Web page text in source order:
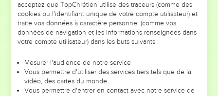
DE L’ANNÉE !
ET SI LEURS ERREURS POUVAIENT VOUS ÉVITER LES
VOTRES ?
leur foi ou leur vision. Mais on voit moins les doutes, les erreurs
et les saisons difficiles qu'ils ont traversés, alors même que ce
sont elles qui les ont façonnés.
acceptez que TopChrétien utilise des traceurs (comme des
cookies ou l'identifiant unique de votre compte utilisateur) et
traite vos données à caractère personnel (comme vos
données de navigation et les informations renseignées dans
votre compte utilisateur) dans les buts suivants :
Mesurer l'audience de notre service
Vous permettre d'utiliser des services tiers tels que de la
vidéo, des cartes du monde…
Vous permettre d'entrer en contact avec notre service de